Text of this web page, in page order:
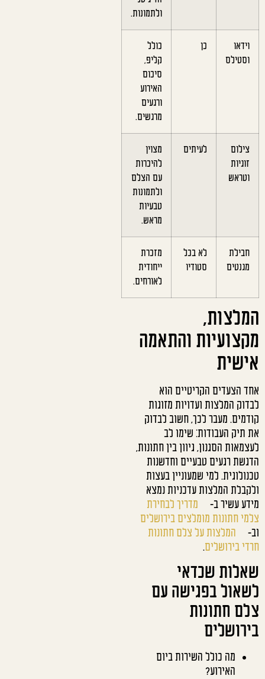
ולתמונות.
וידאו
וסטילס
כן
כולל
קליפ,
סיכום
האירוע
ורגעים
מרגשים.
צילום
זוגיות
וטראש
לעיתים
מצוין
להיכרות
עם הצלם
ולתמונות
טבעיות
מראש.
חבילת
מגנטים
לא בכל
סטודיו
מזכרת
ייחודית
לאורחים.
המלצות,
מקצועיות והתאמה
אישית
אחד הצעדים הקריטיים הוא
לבדוק המלצות ועדויות מזוגות
קודמים. מעבר לכך, חשוב לבדוק
את תיק העבודות: שימו לב
לעצמאות הסגנון, גיוון בין חתונות,
הדגשת רגעים טבעיים וחדשנות
טכנולוגית. למי שמעוניין בעצות
ולקבלת המלצות עדכניות נמצא
מידע עשיר ב-
מדריך לבחירת
צלמי חתונות מומלצים בירושלים
וב-
המלצות על צלם חתונות
חרדי בירושלים.
שאלות שכדאי
לשאול בפגישה עם
צלם חתונות
בירושלים
מה כולל השירות ביום
האירוע?